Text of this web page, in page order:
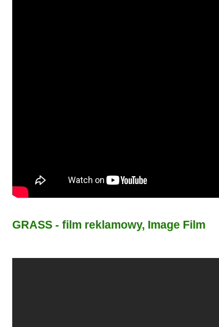
GRASS - film reklamowy, Image Film